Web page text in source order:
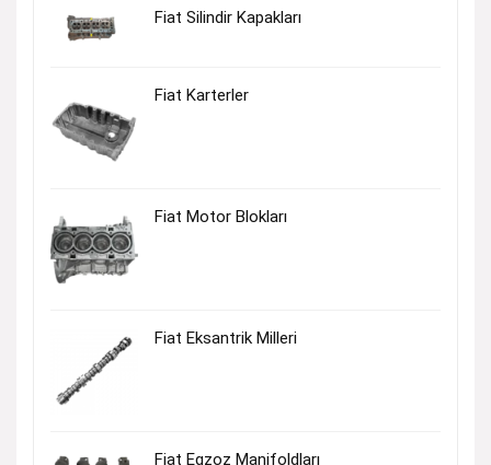
Fiat Silindir Kapakları
Fiat Karterler
Fiat Motor Blokları
Fiat Eksantrik Milleri
Fiat Egzoz Manifoldları